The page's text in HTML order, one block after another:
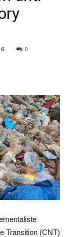
0
Transition (CNT)